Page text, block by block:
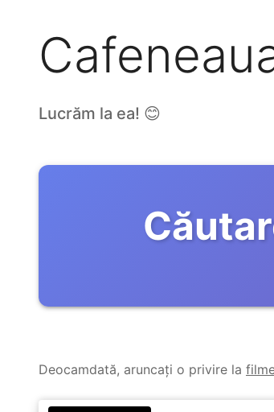
Lucrăm la ea! 😊
Deocamdată, aruncați o privire la